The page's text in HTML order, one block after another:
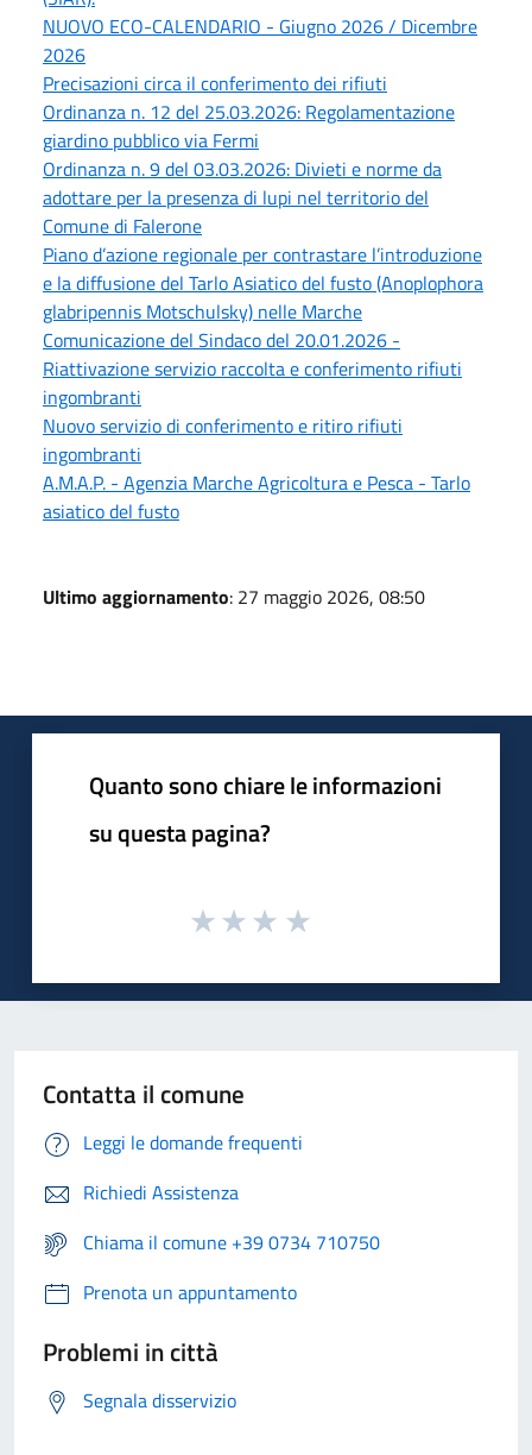
NUOVO ECO-CALENDARIO - Giugno 2026 / Dicembre
2026
Precisazioni circa il conferimento dei rifiuti
Ordinanza n. 12 del 25.03.2026: Regolamentazione
giardino pubblico via Fermi
Ordinanza n. 9 del 03.03.2026: Divieti e norme da
adottare per la presenza di lupi nel territorio del
Comune di Falerone
Piano d’azione regionale per contrastare l’introduzione
e la diffusione del Tarlo Asiatico del fusto (Anoplophora
glabripennis Motschulsky) nelle Marche
Comunicazione del Sindaco del 20.01.2026 -
Riattivazione servizio raccolta e conferimento rifiuti
ingombranti
Nuovo servizio di conferimento e ritiro rifiuti
ingombranti
A.M.A.P. - Agenzia Marche Agricoltura e Pesca - Tarlo
asiatico del fusto
Ultimo aggiornamento: 27 maggio 2026, 08:50
Quanto sono chiare le informazioni
su questa pagina?
Contatta il comune
Leggi le domande frequenti
Richiedi Assistenza
Chiama il comune +39 0734 710750
Prenota un appuntamento
Problemi in città
Segnala disservizio